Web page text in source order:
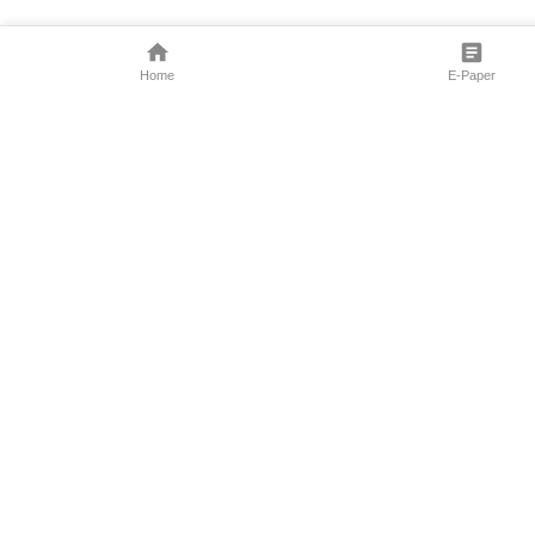
Home E-Paper